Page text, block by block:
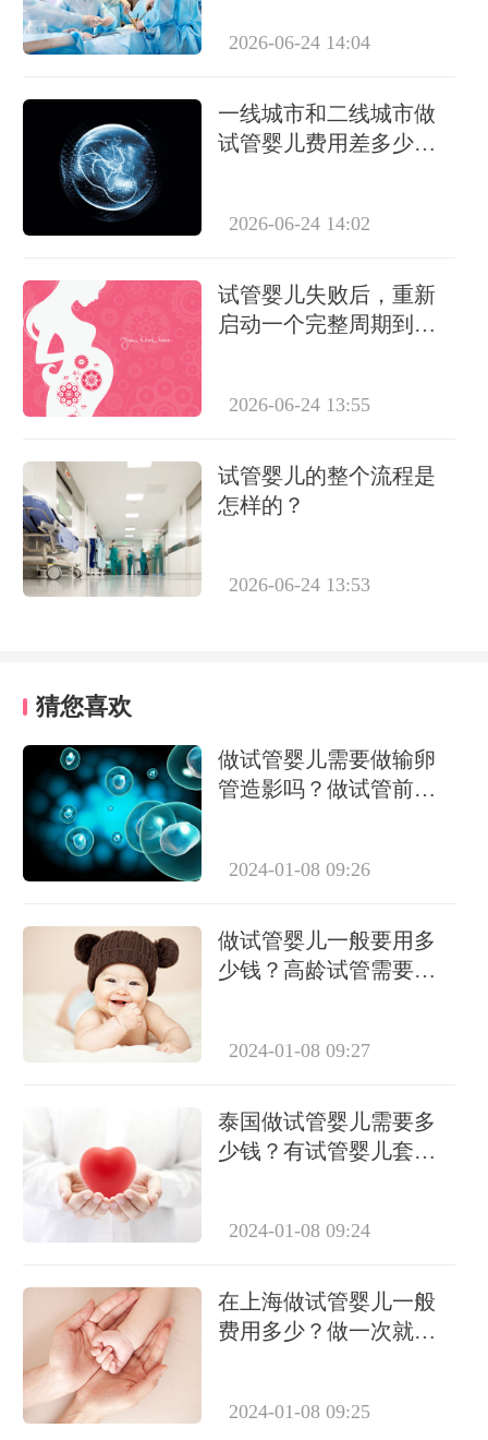
2026-06-24 14:04
一线城市和二线城市做
试管婴儿费用差多少？
2026-06-24 14:02
试管婴儿失败后，重新
启动一个完整周期到底
2026-06-24 13:55
试管婴儿的整个流程是
怎样的？
2026-06-24 13:53
猜您喜欢
做试管婴儿需要做输卵
管造影吗？做试管前必
2024-01-08 09:26
做试管婴儿一般要用多
少钱？高龄试管需要做
2024-01-08 09:27
泰国做试管婴儿需要多
少钱？有试管婴儿套餐
2024-01-08 09:24
在上海做试管婴儿一般
费用多少？做一次就能
2024-01-08 09:25